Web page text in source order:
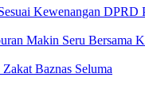
Kewenangan DPRD
Makin Seru Bersama
Baznas Seluma